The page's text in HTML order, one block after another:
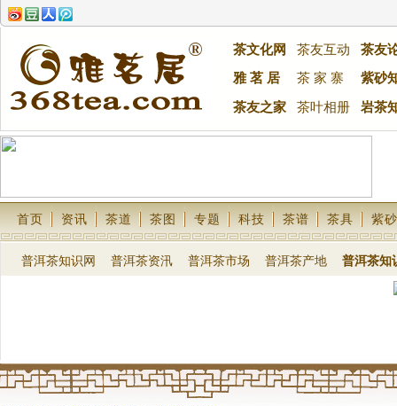
茶文化网 茶友互动
茶友
雅 茗 居
茶 家 寨 紫砂
茶友之家 茶叶相册 岩茶
首页 资讯 茶道 茶图 专题 科技 茶谱 茶具 紫砂
普洱茶知识网 普洱茶资汛 普洱茶市场 普洱茶产地 普洱茶知